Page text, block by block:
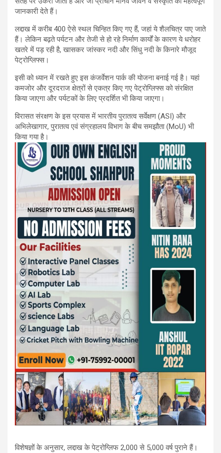
जानकारी देते हैं।
लद्दाख में करीब 400 ऐसे स्थल चिन्हित किए गए हैं, जहां ये शैलचित्र पाए जाते
हैं। लेकिन बढ़ते पर्यटन और तेजी से हो रहे निर्माण कार्यों के कारण ये धरोहर
खतरे में पड़ रही है, खासकर जांस्कर नदी और सिंधु नदी के किनारे मौजूद
पेट्रोग्लिफ्स।
इसी को ध्यान में रखते हुए इस कंजर्वेशन पार्क की योजना बनाई गई है। यहां
कमजोर और दूरदराज क्षेत्रों से एकत्र किए गए पेट्रोग्लिफ्स को संरक्षित
किया जाएगा और पर्यटकों के लिए प्रदर्शित भी किया जाएगा।
विरासत संरक्षण के इस प्रयास में भारतीय पुरातत्व सर्वेक्षण (ASI) और
अभिलेखागार, पुरातत्व एवं संग्रहालय विभाग के बीच समझौता (MoU) भी
किया गया है।
विशेषज्ञों के अनुसार, लद्दाख के पेट्रोग्लिफ 2,000 से 5,000 वर्ष पुराने हैं।